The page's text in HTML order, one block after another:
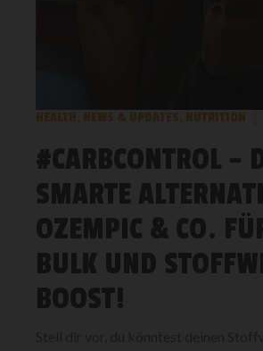
HEALTH, NEWS & UPDATES, NUTRITION
#CARBCONTROL –
SMARTE
OZEMPIC & CO.
BULK UND
BOOST!